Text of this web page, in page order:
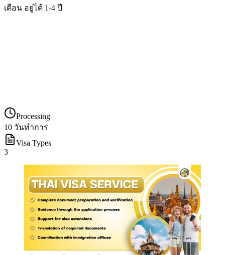
เดือน อยู่ได้ 1-4 ปี
Processing
10 วันทำการ
Visa Types
3